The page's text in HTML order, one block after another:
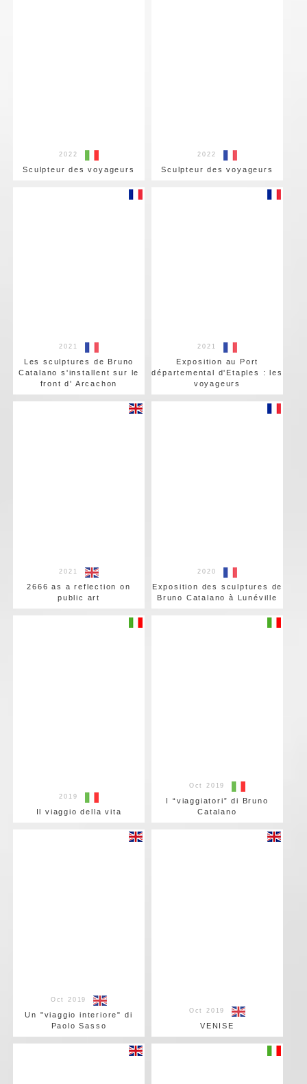
2022
Sculpteur des voyageurs
2022
Sculpteur des voyageurs
2021
Les sculptures de Bruno
Catalano s'installent sur le
front d' Arcachon
2021
Exposition au Port
départemental d'Etaples : les
voyageurs
2021
2666 as a reflection on
public art
2020
Exposition des sculptures de
Bruno Catalano à Lunéville
2019
Il viaggio della vita
Oct 2019
I “viaggiatori” di Bruno
Catalano
Oct 2019
Un "viaggio interiore" di
Paolo Sasso
Oct 2019
VENISE